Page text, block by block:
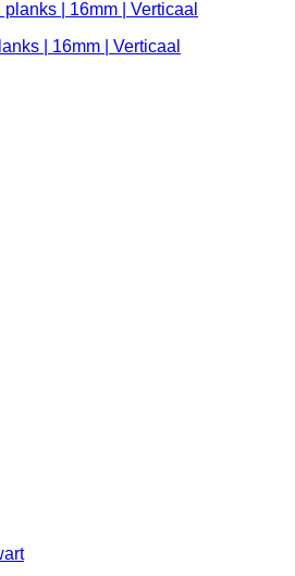
| 16mm | Verticaal